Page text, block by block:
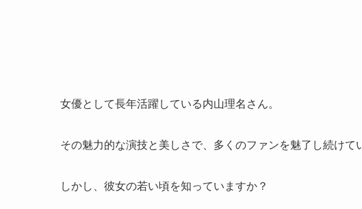
女優として長年活躍している内山理名さん。
その魅力的な演技と美しさで、多くのファンを魅了し続けて
しかし、彼女の若い頃を知っていますか？